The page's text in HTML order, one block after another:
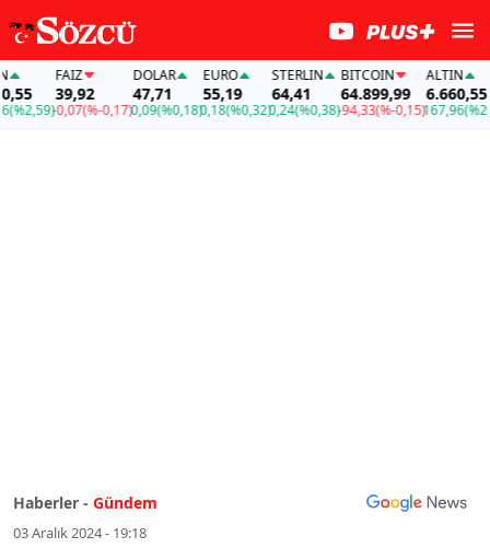
FAİZ
39,92
-0,07(%-0,17)
DOLAR
47,71
0,09(%0,18)
EURO
55,19
0,18(%0,32)
STERLIN
64,41
0,24(%0,38)
BITCOIN
64.899,99
-94,33(%-0,15)
ALTIN
6.660,55
167,96(%2,59)-
Haberler - Gündem
03 Aralık 2024 - 19:18